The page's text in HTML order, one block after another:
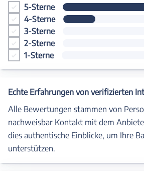
5-Sterne
4-Sterne
3-Sterne
2-Sterne
1-Sterne
Echte Erfahrungen von verifizierten
Alle Bewertungen stammen von
nachweisbar Kontakt mit dem
dies authentische Einblicke, um Ihre
unterstützen.